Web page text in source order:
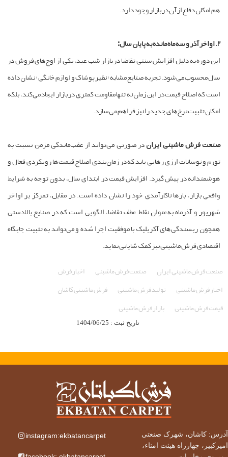
هم امکان دفاع از آن در بازار وجود دارد.
2. اواخر آذر و سه ماه مانده به پایان سال:
این دوره به دلیل افزایش سنتی تقاضا در بازار شب عید، یکی از اوج‌های فروش در
سال محسوب می‌شود. تجربه صنایع مشابه (نظیر پوشاک و لوازم خانگی) نشان داده
است که اصلاح قیمت در این زمان نه تنها مقاومت کمتری در بازار ایجاد می‌کند، بلکه
امکان تثبیت نرخ‌های جدید را نیز فراهم می‌سازد.
صنعت فرش ماشینی ایران در صورتی می‌تواند از عقب‌ماندگی مزمن نسبت به
تورم و نوسانات ارزی رهایی یابد که در زمان‌بندی اصلاح قیمت‌ها رویکردی فعال و
هوشمندانه در پیش گیرد. افزایش قیمت در ابتدای سال، بدون توجه به شرایط
واقعی بازار، بارها ناکارآمدی خود را نشان داده است. در مقابل، تمرکز بر اواخر
شهریور و آذرماه به‌عنوان نقاط عطف تقاضا، الگویی است که در صنایع بالادستی
همچون ریسندگی‌های آکریلیک با موفقیت اجرا شده و می‌تواند به تثبیت جایگاه
اقتصادی فرش ماشینی نیز کمک شایانی نماید.
صنعت فرش ماشینی ایران صنعت فرش ماشینی اخبار فرش
اخبار فرش ماشینی تولید فرش ماشینی فرش ماشینی کاشان
قیمت فرش ماشینی بازار فرش ماشینی
تاریخ ثبت : 1404/06/25
آدرس: کاشان، شهرک صنعتی
امیرکبیر، چهارراه هیئت امناء،
instagram:ekbatancarpet